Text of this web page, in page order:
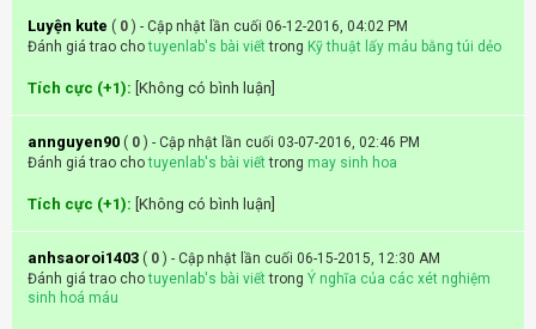
Luyện kute ( 0 ) - Cập nhật lần cuối 06-12-2016, 04:02 PM
Đánh giá trao chotuyenlab's bài viếttrong Kỹ thuật lấy máu bằng túi dẻo
Tích cực (+1): [Không có bình luận]
annguyen90 ( 0 ) - Cập nhật lần cuối 03-07-2016, 02:46 PM
Đánh giá trao chotuyenlab's bài viếttrong may sinh hoa
Tích cực (+1): [Không có bình luận]
anhsaoroi1403 ( 0 ) - Cập nhật lần cuối 06-15-2015, 12:30 AM
Đánh giá trao chotuyenlab's bài viếttrong Ý nghĩa của các xét nghiệm
sinh hoá máu